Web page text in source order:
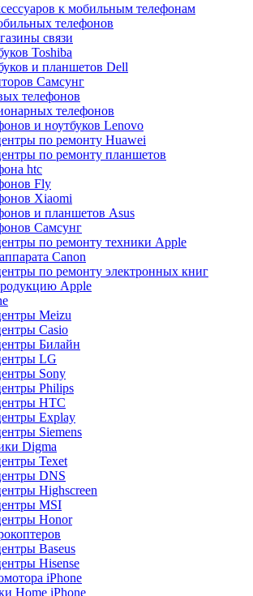
к мобильным телефонам
телефонов
связи
Toshiba
и планшетов Dell
Самсунг
телефонов
телефонов
и ноутбуков Lenovo
по ремонту Huawei
по ремонту планшетов
htc
Fly
Xiaomi
и планшетов Asus
Самсунг
по ремонту техники Apple
Canon
по ремонту электронных книг
Apple
Meizu
Casio
Билайн
LG
Sony
Philips
HTC
Explay
Siemens
Digma
Texet
DNS
Highscreen
MSI
Honor
Baseus
Hisense
iPhone
Home iPhone